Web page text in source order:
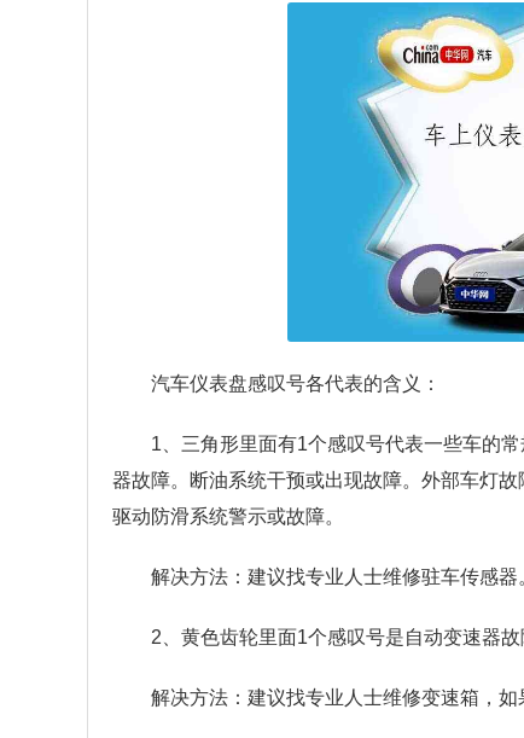
汽车仪表盘感叹号各代表的含义：
1、三角形里面有1个感叹号代表一些车的
器故障。断油系统干预或出现故障。外部车灯
驱动防滑系统警示或故障。
解决方法：建议找专业人士维修驻车传感器
2、黄色齿轮里面1个感叹号是自动变速器
解决方法：建议找专业人士维修变速箱，如